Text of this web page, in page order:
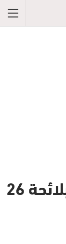
مصدر : بلمختار يحسم بلائحة 26